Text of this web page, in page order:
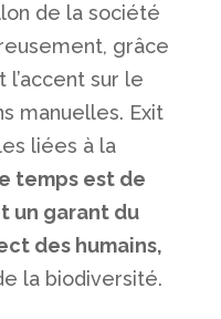
de la société
grâce
l’accent sur le
manuelles. Exit
liées à la
temps est de
un garant du
des humains,
la biodiversité.